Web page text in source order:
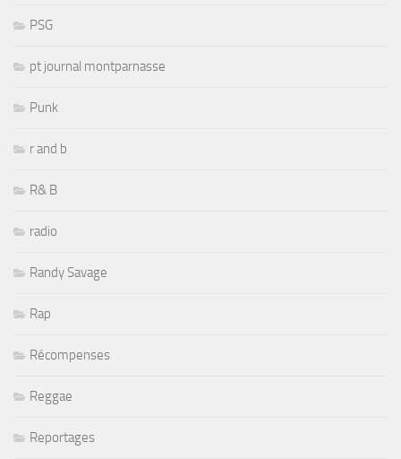
PSG
pt journal montparnasse
Punk
r and b
R& B
radio
Randy Savage
Rap
Récompenses
Reggae
Reportages